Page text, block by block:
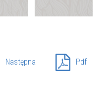
Następna Pdf